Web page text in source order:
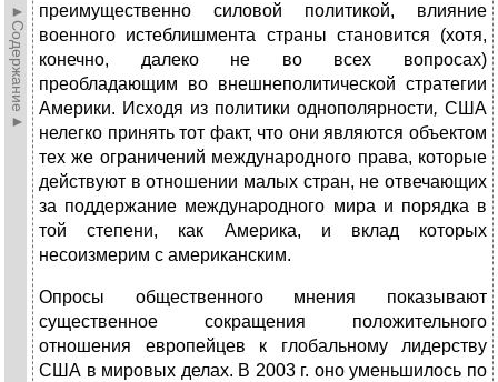
►Содержание►
преимущественно силовой
политикой, влияние
военного истеблишмента страны становится (хотя,
конечно, далеко не во всех вопросах)
преобладающим во внешнеполитической стратегии
Америки. Исходя из политики однополярности, США
нелегко принять тот факт, что они являются объектом
тех же ограничений международного права, которые
действуют в отношении малых стран, не отвечающих
за поддержание международного мира и порядка в
той степени, как Америка, и вклад которых
несоизмерим с американским.
Опросы общественного мнения показывают
существенное сокращения положительного
отношения европейцев к глобальному лидерству
США в мировых делах. В 2003 г. оно уменьшилось по